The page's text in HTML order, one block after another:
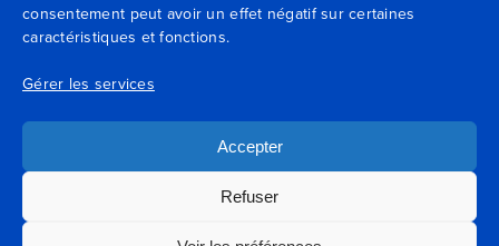
consentement peut avoir un effet négatif sur certaines
caractéristiques et fonctions.
Gérer les services
Accepter
Refuser
Agences
Contactez-nous
Conditions générales de vente